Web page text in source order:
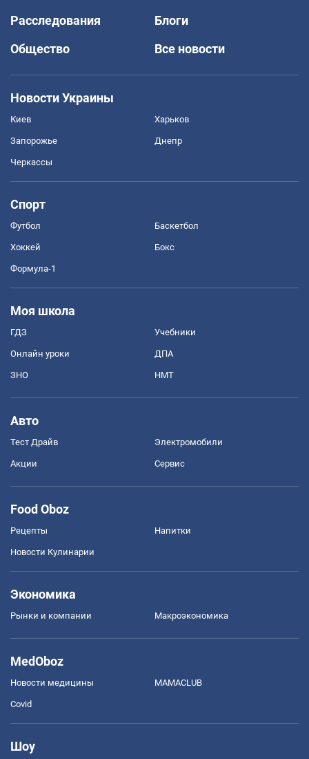
Расследования
Блоги
Общество
Все новости
Новости Украины
Киев Харьков
Запорожье Днепр
Черкассы
Спорт
Футбол Баскетбол
Хоккей Бокс
Формула-1
Моя школа
ГДЗ Учебники
Онлайн уроки ДПА
ЗНО НМТ
Авто
Тест Драйв Электромобили
Акции Сервис
Food Oboz
Рецепты Напитки
Новости Кулинарии
Экономика
Рынки и компании Mакроэкономика
MedOboz
Новости медицины MAMACLUB
Covid
Шоу